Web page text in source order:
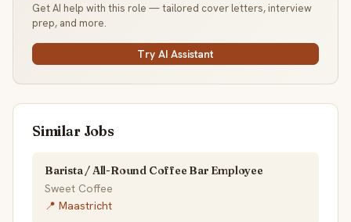
Get AI help with this role — tailored cover letters, interview
prep, and more.
Try AI Assistant
Similar Jobs
Barista / All-Round Coffee Bar Employee
Sweet Coffee
📍 Maastricht